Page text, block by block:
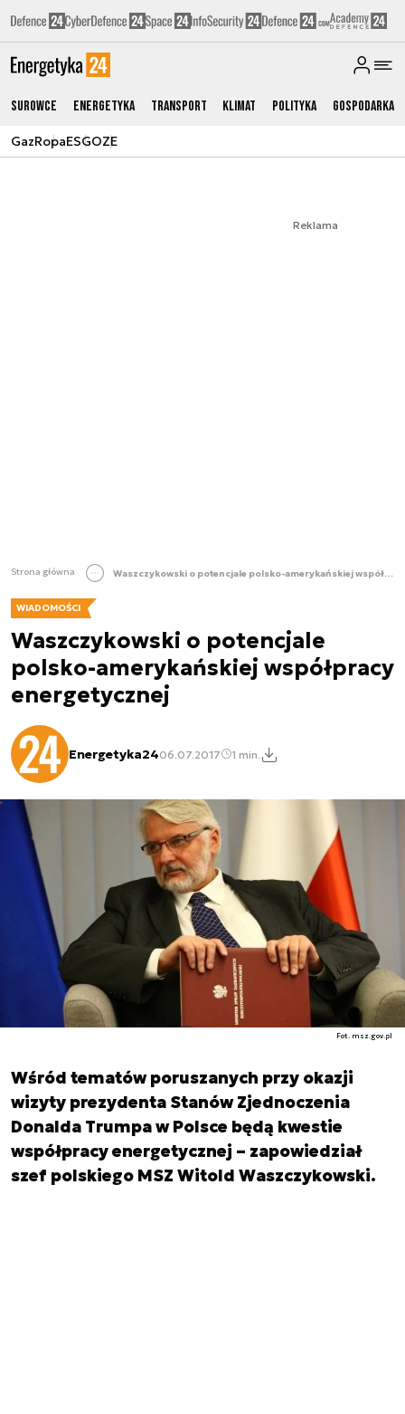
Surowce Energetyka Transport Klimat Polityka Gospodarka
GazRopaESGOZE
Reklama
Strona główna Waszczykowski o potencjale polsko-amerykańskiej współpracy energetycznej
WIADOMOŚCI
Waszczykowski o potencjale
polsko-amerykańskiej współpracy
energetycznej
Energetyka2406.07.2017 1 min.
Fot. msz.gov.pl
Wśród tematów poruszanych przy okazji
wizyty prezydenta Stanów Zjednoczenia
Donalda Trumpa w Polsce będą kwestie
współpracy energetycznej – zapowiedział
szef polskiego MSZ Witold Waszczykowski.